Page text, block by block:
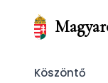
Köszöntő